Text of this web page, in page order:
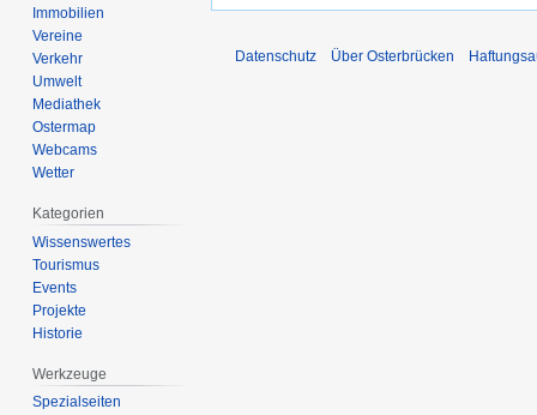
Immobilien
Vereine
Verkehr
Umwelt
Mediathek
Ostermap
Webcams
Wetter
Kategorien
Wissenswertes
Tourismus
Events
Projekte
Historie
Werkzeuge
Spezialseiten
Datenschutz Über Osterbrücken